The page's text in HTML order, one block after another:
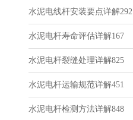
水泥电线杆安装要点详解292
水泥电杆寿命评估详解167
水泥电杆裂缝处理详解825
水泥电杆运输规范详解451
水泥电杆检测方法详解848